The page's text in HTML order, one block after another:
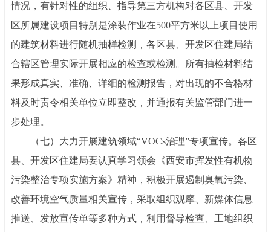
情况，有针对性的组织、指导第三方机构对各区县、开发
区所属建设项目特别是涂装作业在500平方米以上项目使用
的建筑材料进行随机抽样检测，各区县、开发区住建局结
合辖区管理实际开展相应的检查或检测。所有抽检材料结
果形成真实、准确、详细的检测报告，对出现的不合格材
料及时责令相关单位立即整改，并通报有关监管部门进一
步处理。
（七）大力开展建筑领域“VOCs治理”专项宣传。各区
县、开发区住建局要认真学习领会《西安市挥发性有机物
污染整治专项实施方案》精神，积极开展遏制臭氧污染、
改善环境空气质量相关宣传，采取组织观摩、新媒体信息
推送、发放宣传单等多种方式，利用督导检查、工地组织